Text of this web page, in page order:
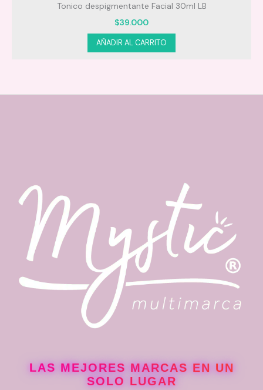
Tonico despigmentante Facial 30ml LB
$39.000
AÑADIR AL CARRITO
LAS MEJORES MARCAS EN UN
SOLO LUGAR